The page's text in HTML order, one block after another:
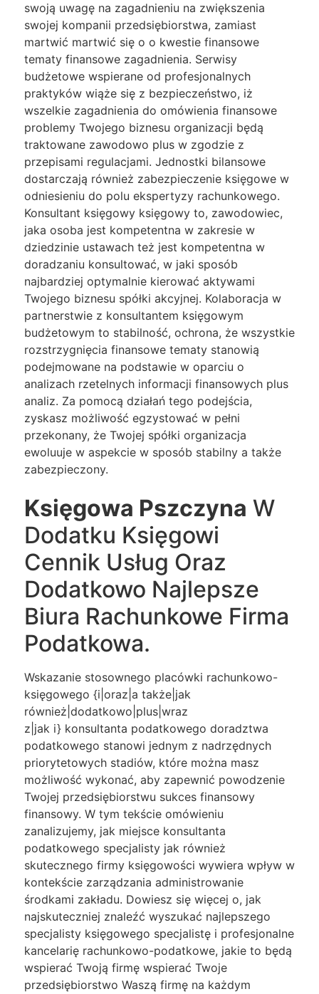
swoją uwagę na zagadnieniu na zwiększenia
swojej kompanii przedsiębiorstwa, zamiast
martwić martwić się o o kwestie finansowe
tematy finansowe zagadnienia. Serwisy
budżetowe wspierane od profesjonalnych
praktyków wiąże się z bezpieczeństwo, iż
wszelkie zagadnienia do omówienia finansowe
problemy Twojego biznesu organizacji będą
traktowane zawodowo plus w zgodzie z
przepisami regulacjami. Jednostki bilansowe
dostarczają również zabezpieczenie księgowe w
odniesieniu do polu ekspertyzy rachunkowego.
Konsultant księgowy księgowy to, zawodowiec,
jaka osoba jest kompetentna w zakresie w
dziedzinie ustawach też jest kompetentna w
doradzaniu konsultować, w jaki sposób
najbardziej optymalnie kierować aktywami
Twojego biznesu spółki akcyjnej. Kolaboracja w
partnerstwie z konsultantem księgowym
budżetowym to stabilność, ochrona, że wszystkie
rozstrzygnięcia finansowe tematy stanowią
podejmowane na podstawie w oparciu o
analizach rzetelnych informacji finansowych plus
analiz. Za pomocą działań tego podejścia,
zyskasz możliwość egzystować w pełni
przekonany, że Twojej spółki organizacja
ewoluuje w aspekcie w sposób stabilny a także
zabezpieczony.
Księgowa Pszczyna W
Dodatku Księgowi
Cennik Usług Oraz
Dodatkowo Najlepsze
Biura Rachunkowe Firma
Podatkowa.
Wskazanie stosownego placówki rachunkowo-
księgowego {i|oraz|a także|jak
również|dodatkowo|plus|wraz
z|jak i} konsultanta podatkowego doradztwa
podatkowego stanowi jednym z nadrzędnych
priorytetowych stadiów, które można masz
możliwość wykonać, aby zapewnić powodzenie
Twojej przedsiębiorstwu sukces finansowy
finansowy. W tym tekście omówieniu
zanalizujemy, jak miejsce konsultanta
podatkowego specjalisty jak również
skutecznego firmy księgowości wywiera wpływ w
kontekście zarządzania administrowanie
środkami zakładu. Dowiesz się więcej o, jak
najskuteczniej znaleźć wyszukać najlepszego
specjalisty księgowego specjalistę i profesjonalne
kancelarię rachunkowo-podatkowe, jakie to będą
wspierać Twoją firmę wspierać Twoje
przedsiębiorstwo Waszą firmę na każdym